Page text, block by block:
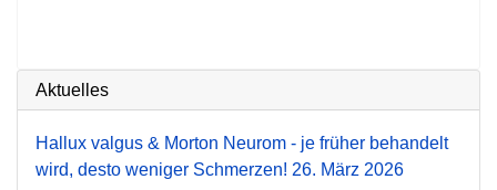
Aktuelles
Hallux valgus & Morton Neurom - je früher behandelt
wird, desto weniger Schmerzen! 26. März 2026